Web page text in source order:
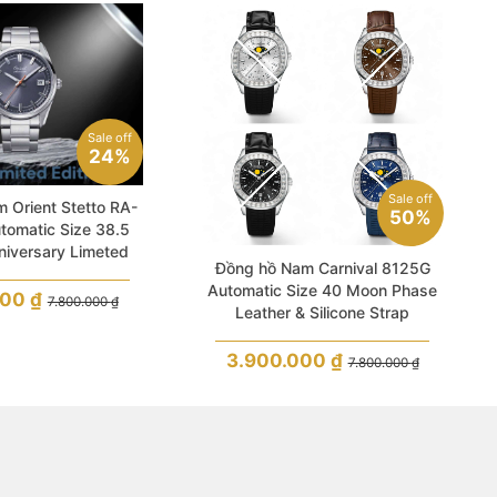
Sale off
24%
Orient Stetto RA-
Size 38.5
Limeted
7.800.000₫
₫
Sale off
50%
Đồng hồ Nam Carnival 8125G
Automatic Size 40 Moon Phase
Leather & Silicone Strap
7.800.000₫
3.900.000 ₫